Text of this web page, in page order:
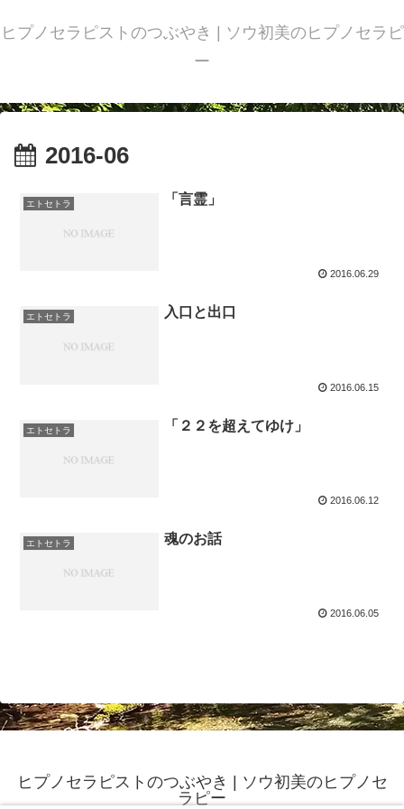
ヒプノセラピストのつぶやき | ソウ初美のヒプノセラピ
ー
2016-06
エトセトラ 「言霊」
2016.06.29
エトセトラ 入口と出口
2016.06.15
エトセトラ 「２２を超えてゆけ」
2016.06.12
エトセトラ 魂のお話
2016.06.05
ヒプノセラピストのつぶやき | ソウ初美のヒプノセ
ラピー